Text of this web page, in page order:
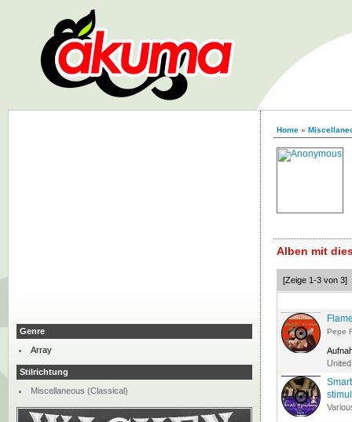
Home »
Alben mit
[Zeige 1-3 von 3]
Pepe
Genre
Array
Stilrichtung
Miscellaneous (Classical)